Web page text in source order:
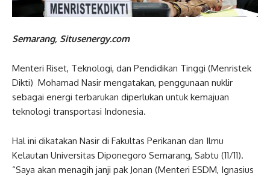
Semarang, Situsenergy.com
Menteri Riset, Teknologi, dan Pendidikan Tinggi (Menristek
Dikti) Mohamad Nasir mengatakan, penggunaan nuklir
sebagai energi terbarukan diperlukan untuk kemajuan
teknologi transportasi Indonesia.
Hal ini dikatakan Nasir di Fakultas Perikanan dan Ilmu
Kelautan Universitas Diponegoro Semarang, Sabtu (11/11).
“Saya akan menagih janji pak Jonan (Menteri ESDM, Ignasius